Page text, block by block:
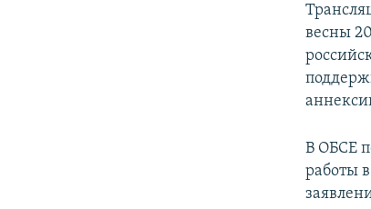
весны
В ОБСЕ
работы